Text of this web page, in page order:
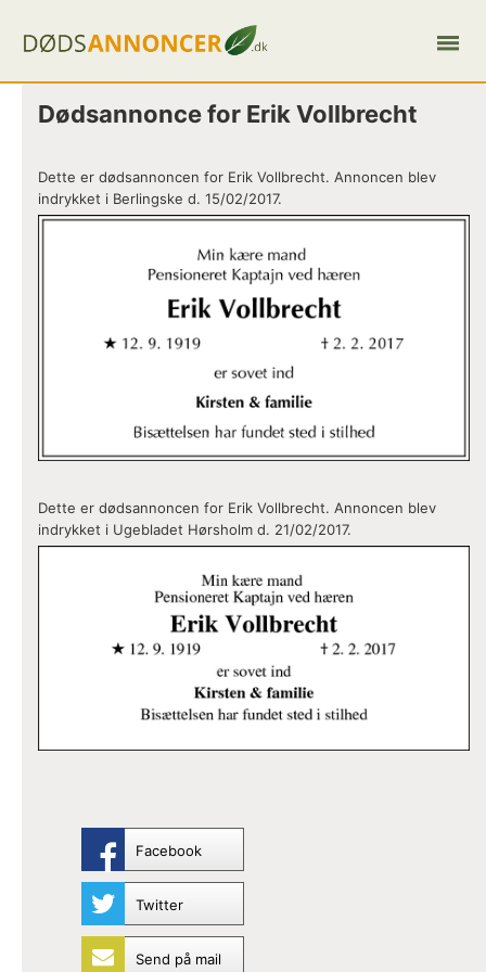
Dødsannonce for Erik Vollbrecht
Facebook
Twitter
Send på mail
Dette er dødsannoncen for Erik Vollbrecht. Annoncen blev
indrykket i Berlingske d. 15/02/2017.
Dette er dødsannoncen for Erik Vollbrecht. Annoncen blev
indrykket i Ugebladet Hørsholm d. 21/02/2017.